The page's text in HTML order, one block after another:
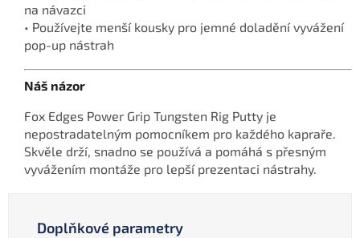
na návazci
• Používejte menší kousky pro jemné doladění vyvážení
pop-up nástrah
Náš názor
Fox Edges Power Grip Tungsten Rig Putty je
nepostradatelným pomocníkem pro každého kapraře.
Skvěle drží, snadno se používá a pomáhá s přesným
vyvážením montáže pro lepší prezentaci nástrahy.
Doplňkové parametry